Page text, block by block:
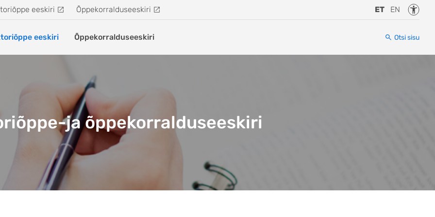
eeskiri Õppekorralduseeskiri ET EN
eeskiri Õppekorralduseeskiri Otsi sisu
ja õppekorralduseeskiri